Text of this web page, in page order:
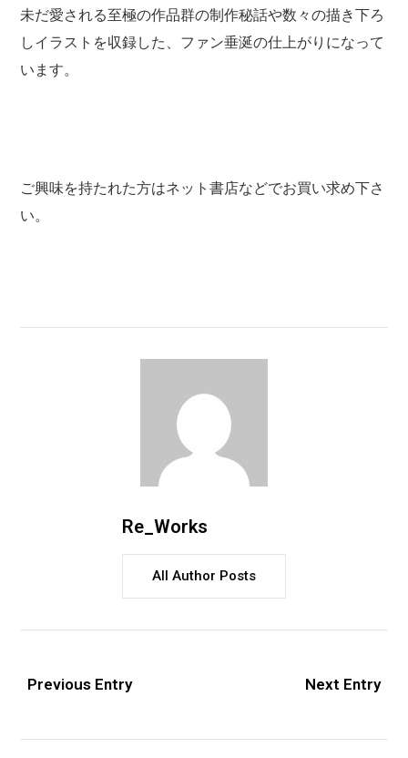
未だ愛される至極の作品群の制作秘話や数々の描き下ろ
しイラストを収録した、ファン垂涎の仕上がりになって
います。
ご興味を持たれた方はネット書店などでお買い求め下さ
い。
Re_Works
All Author Posts
Previous Entry Next Entry